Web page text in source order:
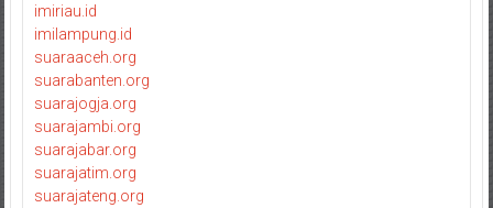
imiriau.id
imilampung.id
suaraaceh.org
suarabanten.org
suarajogja.org
suarajambi.org
suarajabar.org
suarajatim.org
suarajateng.org